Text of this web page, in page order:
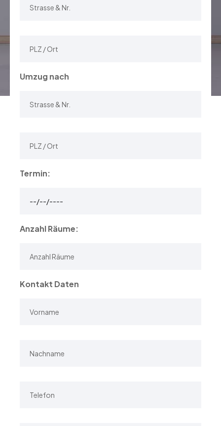
Umzug nach
Termin:
Anzahl Räume:
Kontakt Daten